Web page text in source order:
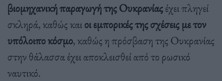
βιομηχανική παραγωγή της Ουκρανίαςέχει πληγεί
σκληρά, καθώς καιοι εμπορικές της σχέσεις με τον
υπόλοιπο κόσμο, καθώς η πρόσβαση της Ουκρανίας
στην θάλασσα έχει αποκλεισθεί από το ρωσικό
ναυτικό.